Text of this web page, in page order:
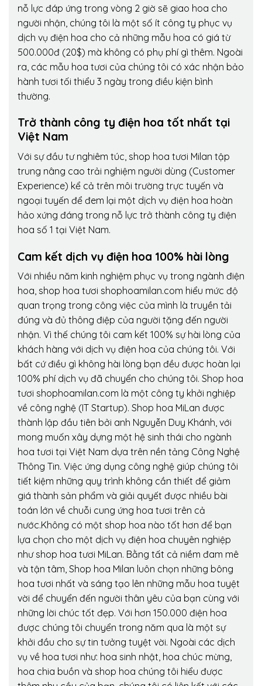
nỗ lực đáp ứng trong vòng 2 giờ sẽ giao hoa cho
người nhận, chúng tôi là một số ít công ty phục vụ
dịch vụ điện hoa cho cả những mẫu hoa có giá từ
500.000đ (20$) mà không có phụ phí gì thêm. Ngoài
ra, các mẫu hoa tươi của chúng tôi có xác nhận bảo
hành tươi tối thiểu 3 ngày trong điều kiện bình
thường.
Trở thành công ty điện hoa tốt nhất tại
Việt Nam
Với sự đầu tư nghiêm túc, shop hoa tươi Milan tập
trung nâng cao trải nghiệm người dùng (Customer
Experience) kể cả trên môi trường trực tuyến và
ngoại tuyến để đem lại một dịch vụ điện hoa hoàn
hảo xứng đáng trong nỗ lực trở thành công ty điện
hoa số 1 tại Việt Nam.
Cam kết dịch vụ điện hoa 100% hài lòng
Với nhiều năm kinh nghiệm phục vụ trong ngành điện
hoa, shop hoa tươi shophoamilan.com hiểu mức độ
quan trọng trong công việc của mình là truyền tải
đúng và đủ thông điệp của người tặng đến người
nhận. Vì thế chúng tôi cam kết 100% sự hài lòng của
khách hàng với dịch vụ điện hoa của chúng tôi. Với
bất cứ điều gì không hài lòng bạn đều được hoàn lại
100% phí dịch vụ đã chuyển cho chúng tôi. Shop hoa
tươi shophoamilan.com là một công ty khởi nghiệp
về công nghệ (IT Startup). Shop hoa MiLan được
thành lập đầu tiên bởi anh Nguyễn Duy Khánh, với
mong muốn xây dựng một hệ sinh thái cho ngành
hoa tươi tại Việt Nam dựa trên nền tảng Công Nghệ
Thông Tin. Việc ứng dụng công nghệ giúp chúng tôi
tiết kiệm những quy trình không cần thiết để giảm
giá thành sản phẩm và giải quyết được nhiều bài
toán lớn về chuỗi cung ứng hoa tươi trên cả
nước.Không có một shop hoa nào tốt hơn để bạn
lựa chọn cho một dịch vụ điện hoa chuyên nghiệp
như shop hoa tươi MiLan. Bằng tất cả niềm đam mê
và tận tâm, Shop hoa Milan luôn chọn những bông
hoa tươi nhất và sáng tạo lên những mẫu hoa tuyệt
vời để chuyển đến người thân yêu của bạn cùng với
những lời chúc tốt đẹp. Với hơn 150.000 điện hoa
được chúng tôi chuyển trong năm qua là một sự
khởi đầu cho sự tin tưởng tuyệt vời. Ngoài các dịch
vụ về hoa tươi như: hoa sinh nhật, hoa chúc mừng,
hoa chia buồn và shop hoa chúng tôi hiểu được